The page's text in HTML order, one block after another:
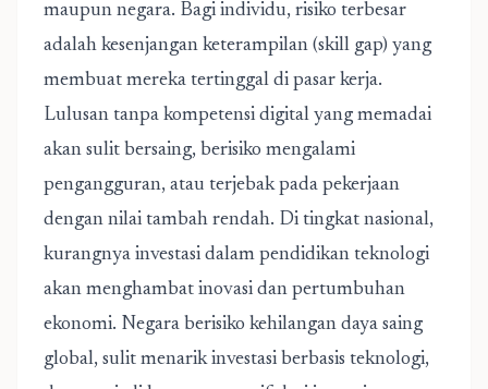
maupun negara. Bagi individu, risiko terbesar
adalah kesenjangan keterampilan (skill gap) yang
membuat mereka tertinggal di pasar kerja.
Lulusan tanpa kompetensi digital yang memadai
akan sulit bersaing, berisiko mengalami
pengangguran, atau terjebak pada pekerjaan
dengan nilai tambah rendah. Di tingkat nasional,
kurangnya investasi dalam pendidikan teknologi
akan menghambat inovasi dan pertumbuhan
ekonomi. Negara berisiko kehilangan daya saing
global, sulit menarik investasi berbasis teknologi,